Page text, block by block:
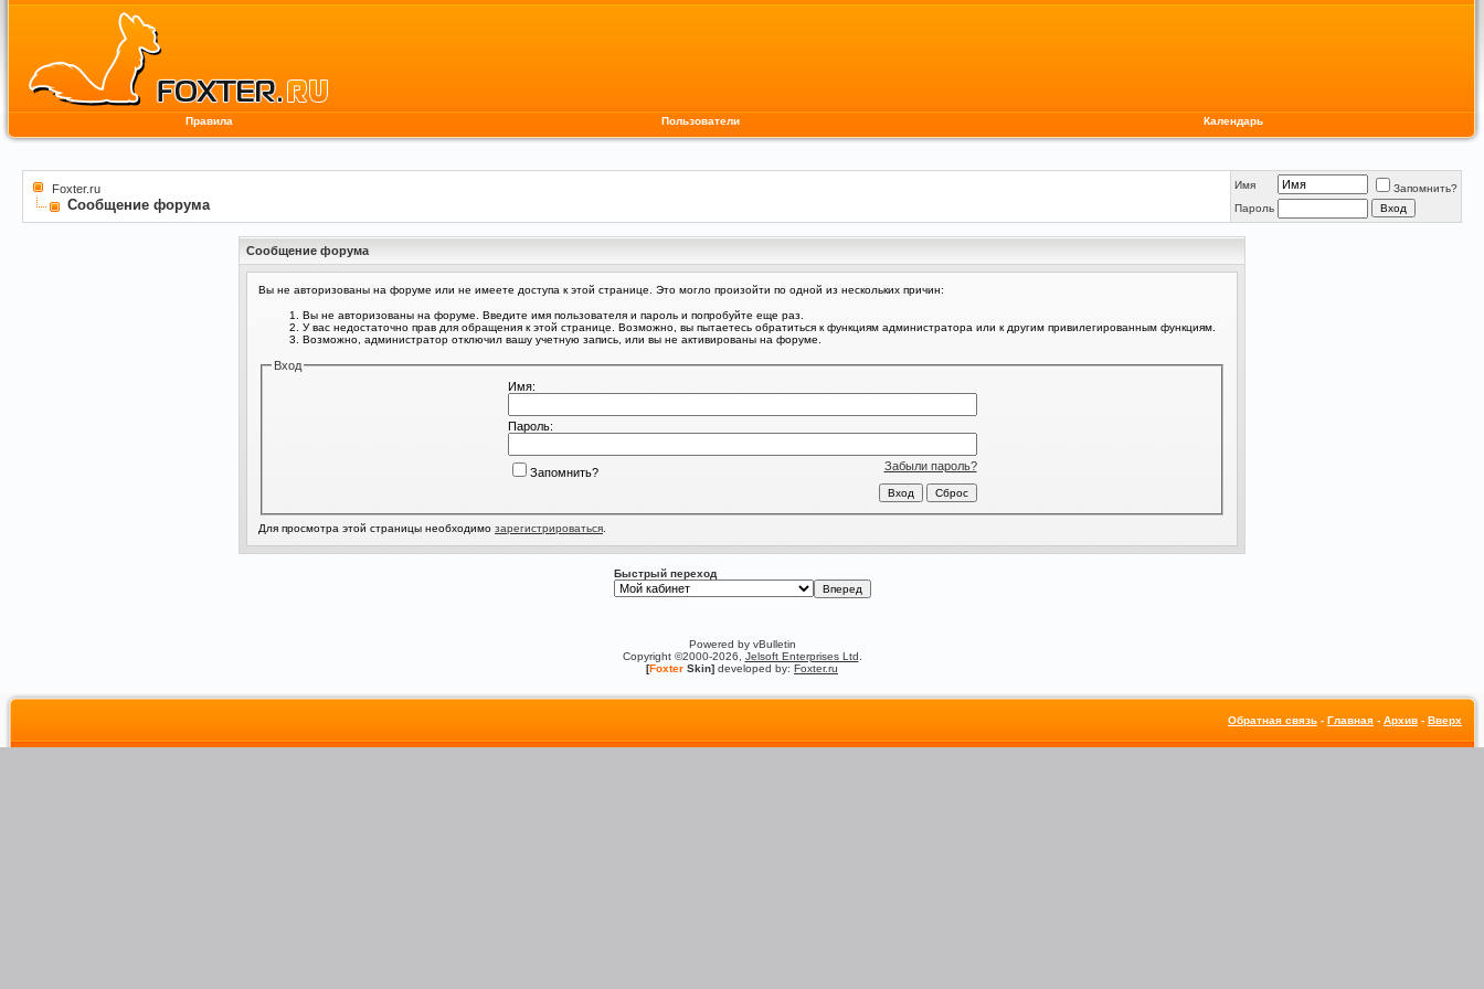
Правила Пользователи Календарь
Foxter.ru
Сообщение форума
Имя
Запомнить?
Пароль
Сообщение форума
Вы не авторизованы на форуме или не имеете доступа к этой странице. Это могло произойти по одной из нескольких причин:
Вы не авторизованы на форуме. Введите имя пользователя и пароль и попробуйте еще раз.
У вас недостаточно прав для обращения к этой странице. Возможно, вы пытаетесь обратиться к функциям администратора или к другим привилегированным функциям.
Возможно, администратор отключил вашу учетную запись, или вы не активированы на форуме.
Вход
Имя:
Пароль:
Забыли пароль?
Запомнить?
Для просмотра этой страницы необходимо зарегистрироваться
Быстрый переход
Powered by vBulletin
Copyright ©2000-2026, Jelsoft Enterprises Ltd
[Foxter Skin] developed by: Foxter.ru
Обратная связь - Главная - Архив - Вверх